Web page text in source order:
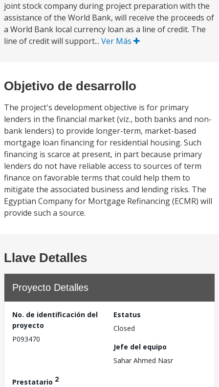
joint stock company during project preparation with the
assistance of the World Bank, will receive the proceeds of
a World Bank local currency loan as a line of credit. The
line of credit will support... Ver Más
Objetivo de desarrollo
The project's development objective is for primary
lenders in the financial market (viz., both banks and non-
bank lenders) to provide longer-term, market-based
mortgage loan financing for residential housing. Such
financing is scarce at present, in part because primary
lenders do not have reliable access to sources of term
finance on favorable terms that could help them to
mitigate the associated business and lending risks. The
Egyptian Company for Mortgage Refinancing (ECMR) will
provide such a source.
Llave Detalles
Proyecto Detalles
No. de identificación del
proyecto
P093470
Estatus
Closed
Jefe del equipo
Sahar Ahmed Nasr
Prestatario 2